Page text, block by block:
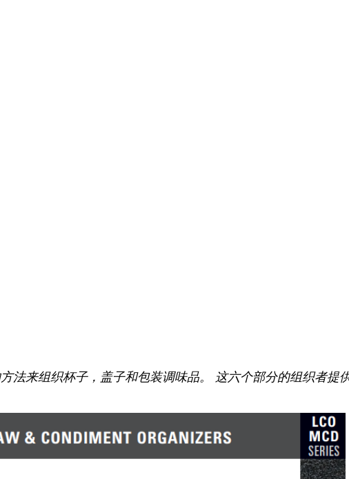
法来组织杯子，盖子和包装调味品。 这六个部分的组织者提